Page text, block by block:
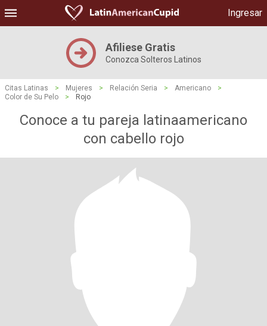
Ingresar
Afiliese Gratis
Conozca Solteros Latinos
Citas Latinas > Mujeres > Relación Seria > Americano
>
Color de Su Pelo
> Rojo
Conoce a tu pareja latinaamericano
con cabello rojo